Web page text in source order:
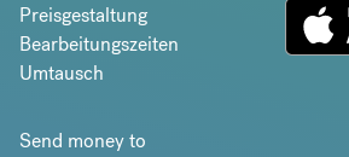
Preisgestaltung
Bearbeitungszeiten
Umtausch
Send money to